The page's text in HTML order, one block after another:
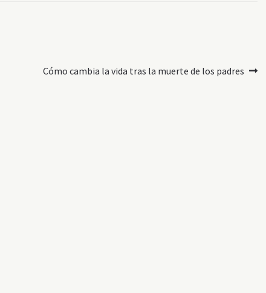
Siguiente:
Cómo cambia la vida tras la muerte de los padres